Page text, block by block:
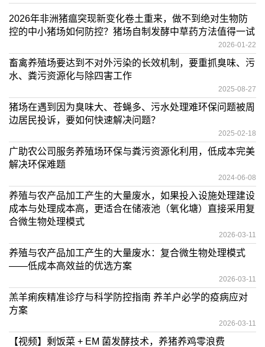
2026年非洲猪瘟突现新变化卷土重来，做不到绝对生物防
控的中小猪场如何防控？猪场自制发酵中草药方法值得一试
2026-01-22
畜禽养殖场要达到不对外污染的长效机制，要重抓臭味、污
水、粪污资源化与除四害工作
2025-08-27
猪场在遇到因为臭味大、苍蝇多、污水处理难环保问题被周
边居民投诉，要如何快速解决问题？
2025-02-18
广助农公司服务养殖场环保与粪污资源化利用，低成本完美
解决环保难题
2024-06-08
养殖与农产品加工产生的大量废水，如果投入设施处理建设
成本与处理成本高，更适合在储液池（氧化塘）直接采用复
合微生物处理模式
2026-03-11
养殖与农产品加工产生的大量废水：复合微生物处理模式
——低成本高效益的优选方案
2026-03-11
羔羊痢疾精准诊疗与科学防控指南 养羊户必学的疫病应对
方案
2026-03-11
【视频】剩饭菜 + EM 菌发酵技术，养猪养鸡零浪费